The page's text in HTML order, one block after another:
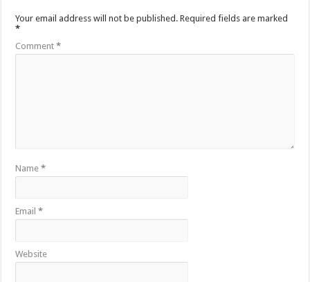
Your email address will not be published. Required fields are marked
*
Comment*
Name*
Email*
Website